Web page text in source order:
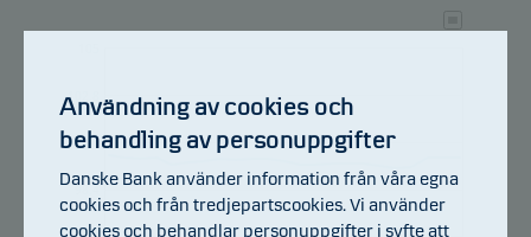
98.4
100.6
102.8
Användning av cookies och
behandling av personuppgifter
Danske Bank använder information från våra egna
cookies och från tredjepartscookies. Vi använder
cookies och behandlar personuppgifter i syfte att